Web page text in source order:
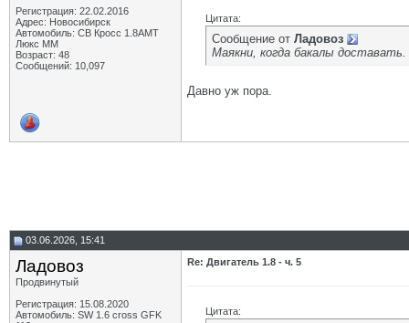
Регистрация: 22.02.2016
Адрес: Новосибирск
Автомобиль: СВ Кросс 1.8АМТ
Люкс ММ
Возраст: 48
Сообщений: 10,097
Цитата:
Сообщение от Ладовоз
Маякни, когда бакалы доставать.
Давно уж пора.
03.06.2026, 15:41
Ладовоз
Продвинутый
Регистрация: 15.08.2020
Автомобиль: SW 1.6 cross GFK
Re: Двигатель 1.8 - ч. 5
Цитата: